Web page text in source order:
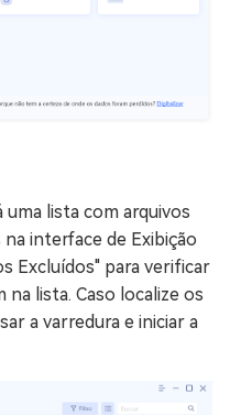
uma lista com arquivos
interface de Exibição
Excluídos" para verificar
lista. Caso localize os
a varredura e iniciar a